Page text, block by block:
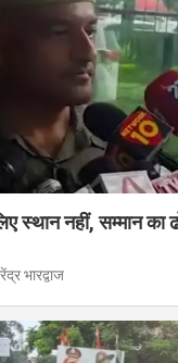
स्थान नहीं, सम्मान का
भारद्वाज